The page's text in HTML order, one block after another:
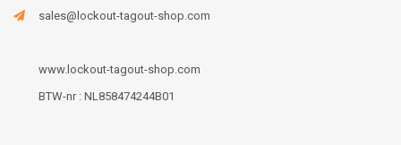
sales@lockout-tagout-shop.com
www.lockout-tagout-shop.com
BTW-nr : NL858474244B01